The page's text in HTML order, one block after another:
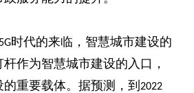
5G时代的来临，智慧城市建设的
作为智慧城市建设的入口，
的重要载体。据预测，到2022